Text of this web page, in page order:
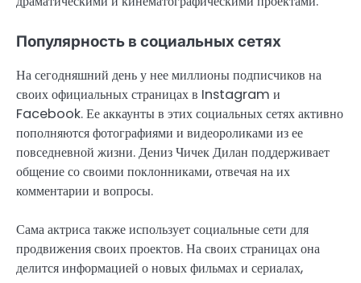
Популярность в социальных сетях
На сегодняшний день у нее миллионы подписчиков на
своих официальных страницах в Instagram и
Facebook. Ее аккаунты в этих социальных сетях активно
пополняются фотографиями и видеороликами из ее
повседневной жизни. Дениз Чичек Дилан поддерживает
общение со своими поклонниками, отвечая на их
комментарии и вопросы.
Сама актриса также использует социальные сети для
продвижения своих проектов. На своих страницах она
делится информацией о новых фильмах и сериалах,